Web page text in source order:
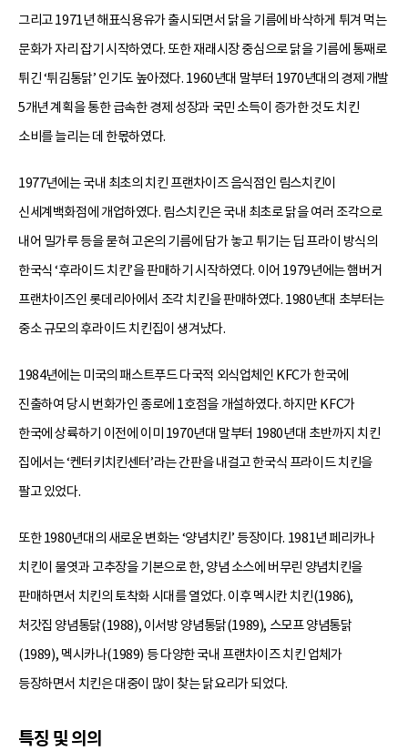
그리고 1971년 해표식용유가 출시되면서 닭을 기름에 바삭하게 튀겨 먹는
문화가 자리 잡기 시작하였다. 또한 재래시장 중심으로 닭을 기름에 통째로
튀긴 ‘튀김통닭’ 인기도 높아졌다. 1960년대 말부터 1970년대의 경제 개발
5개년 계획을 통한 급속한 경제 성장과 국민 소득이 증가한 것도 치킨
소비를 늘리는 데 한몫하였다.
1977년에는 국내 최초의 치킨 프랜차이즈 음식점인 림스치킨이
신세계백화점에 개업하였다. 림스치킨은 국내 최초로 닭을 여러 조각으로
내어 밀가루 등을 묻혀 고온의 기름에 담가 놓고 튀기는 딥 프라이 방식의
한국식 ‘후라이드 치킨’을 판매하기 시작하였다. 이어 1979년에는 햄버거
프랜차이즈인 롯데리아에서 조각 치킨을 판매하였다. 1980년대 초부터는
중소 규모의 후라이드 치킨집이 생겨났다.
1984년에는 미국의 패스트푸드 다국적 외식업체인 KFC가 한국에
진출하여 당시 번화가인 종로에 1호점을 개설하였다. 하지만 KFC가
한국에 상륙하기 이전에 이미 1970년대 말부터 1980년대 초반까지 치킨
집에서는 ‘켄터키치킨센터’라는 간판을 내걸고 한국식 프라이드 치킨을
팔고 있었다.
또한 1980년대의 새로운 변화는 ‘양념치킨’ 등장이다. 1981년 페리카나
치킨이 물엿과 고추장을 기본으로 한, 양념 소스에 버무린 양념치킨을
판매하면서 치킨의 토착화 시대를 열었다. 이후 멕시칸 치킨(1986),
처갓집 양념통닭(1988), 이서방 양념통닭(1989), 스모프 양념통닭
(1989), 멕시카나(1989) 등 다양한 국내 프랜차이즈 치킨 업체가
등장하면서 치킨은 대중이 많이 찾는 닭요리가 되었다.
특징 및 의의